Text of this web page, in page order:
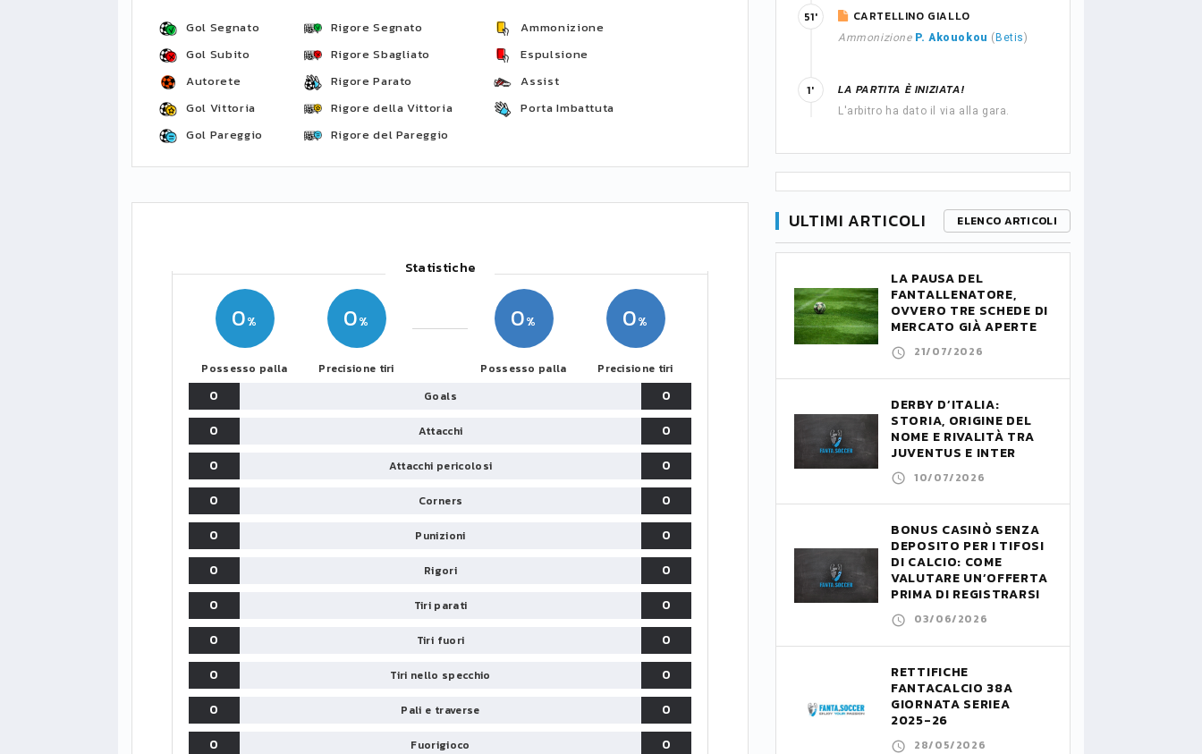
Gol Segnato
Gol Subito
Autorete
Gol Vittoria
Gol Pareggio
Rigore Segnato
Rigore Sbagliato
Rigore Parato
Rigore della Vittoria
Rigore del Pareggio
Ammonizione
Espulsione
Assist
Porta Imbattuta
Statistiche
0
Possesso palla
0
Precisione tiri
0
Possesso palla
0
Precisione tiri
0 Goals
0
0
Attacchi
0
0
Attacchi pericolosi
0
0
Corners
0
0
Punizioni
0
0
Rigori
0
0
Tiri parati
0
0
Tiri fuori
0
0
Tiri nello specchio
0
0
Pali e traverse
0
0
Fuorigioco
0
CARTELLINO GIALLO
Ammonizione P. Akouokou ( Betis)
51'
LA PARTITA È INIZIATA!
L'arbitro ha dato il via alla gara.
1'
ULTIMI ARTICOLI ELENCO ARTICOLI
LA PAUSA DEL
FANTALLENATORE,
OVVERO TRE SCHEDE DI
MERCATO GIÀ APERTE
21/07/2026
DERBY D’ITALIA:
STORIA, ORIGINE DEL
NOME E RIVALITÀ TRA
JUVENTUS E INTER
10/07/2026
BONUS CASINÒ SENZA
DEPOSITO PER I TIFOSI
DI CALCIO: COME
VALUTARE UN’OFFERTA
PRIMA DI REGISTRARSI
03/06/2026
RETTIFICHE
FANTACALCIO 38A
GIORNATA SERIEA
2025-26
28/05/2026